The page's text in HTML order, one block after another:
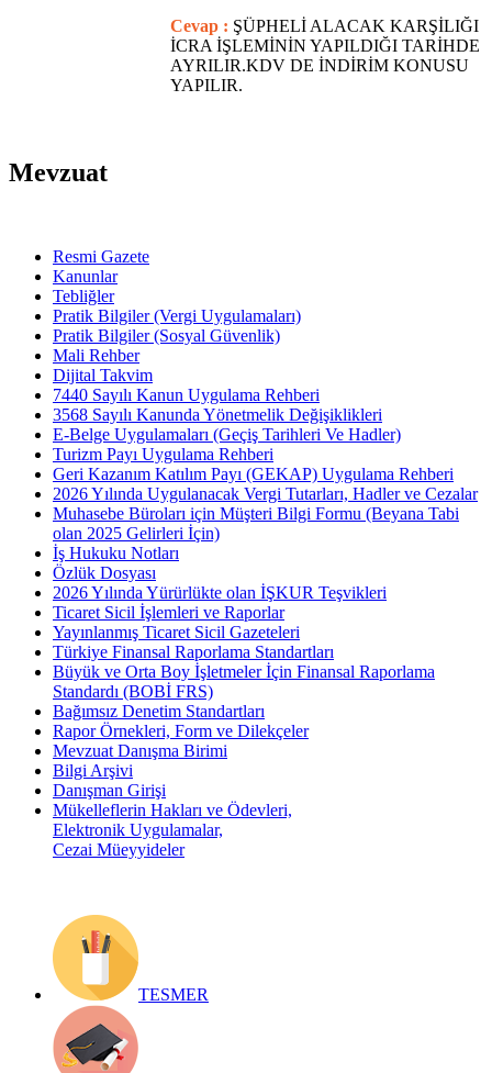
Cevap : ŞÜPHELİ ALACAK KARŞİLIĞI
İCRA İŞLEMİNİN YAPILDIĞI TARİHDE
AYRILIR.KDV DE İNDİRİM KONUSU
YAPILIR.
Mevzuat
Resmi Gazete
Kanunlar
Tebliğler
Pratik Bilgiler (Vergi Uygulamaları)
Pratik Bilgiler (Sosyal Güvenlik)
Mali Rehber
Dijital Takvim
7440 Sayılı Kanun Uygulama Rehberi
3568 Sayılı Kanunda Yönetmelik Değişiklikleri
E-Belge Uygulamaları (Geçiş Tarihleri Ve Hadler)
Turizm Payı Uygulama Rehberi
Geri Kazanım Katılım Payı (GEKAP) Uygulama Rehberi
2026 Yılında Uygulanacak Vergi Tutarları, Hadler ve Cezalar
Muhasebe Büroları için Müşteri Bilgi Formu (Beyana Tabi
olan 2025 Gelirleri İçin)
İş Hukuku Notları
Özlük Dosyası
2026 Yılında Yürürlükte olan İŞKUR Teşvikleri
Ticaret Sicil İşlemleri ve Raporlar
Yayınlanmış Ticaret Sicil Gazeteleri
Türkiye Finansal Raporlama Standartları
Büyük ve Orta Boy İşletmeler İçin Finansal Raporlama
Standardı (BOBİ FRS)
Bağımsız Denetim Standartları
Rapor Örnekleri, Form ve Dilekçeler
Mevzuat Danışma Birimi
Bilgi Arşivi
Danışman Girişi
Mükelleflerin Hakları ve Ödevleri,
Elektronik Uygulamalar,
Cezai Müeyyideler
TESMER